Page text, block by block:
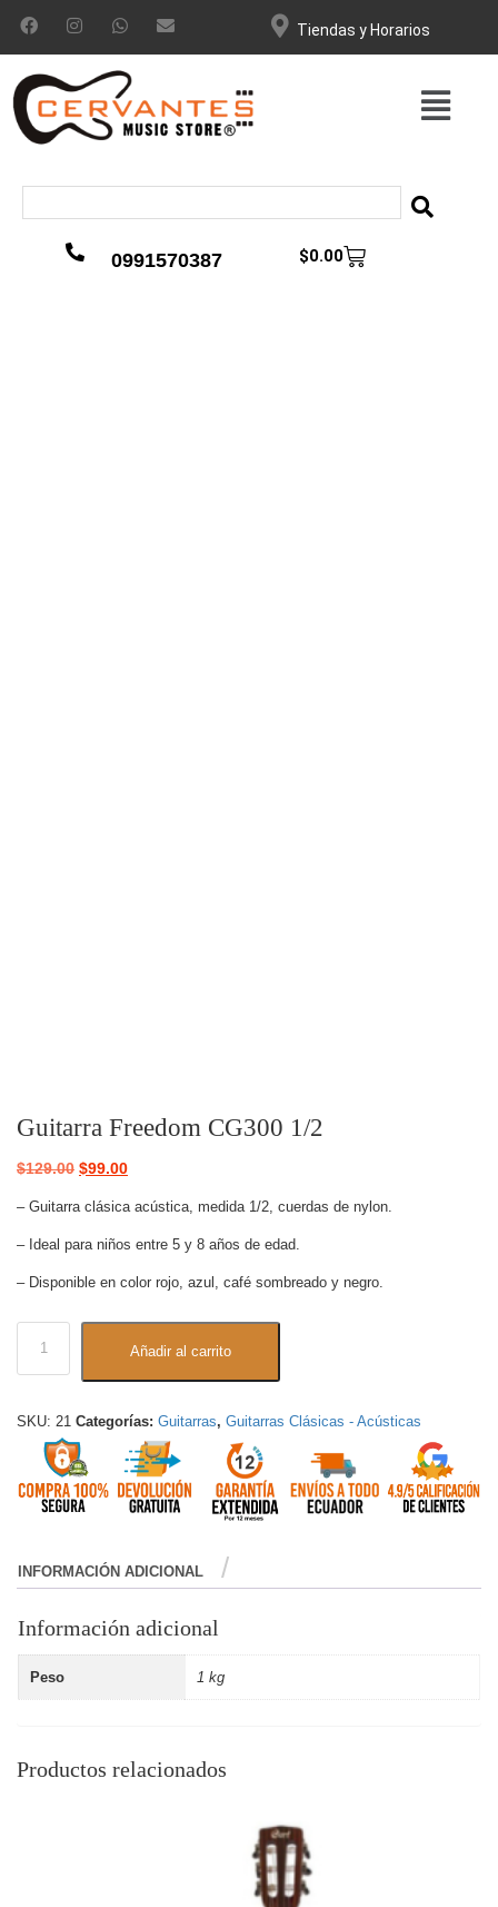
Tiendas y Horarios
0991570387 $0.00
Guitarra Freedom CG300 1/2
$129.00 $99.00
– Guitarra clásica acústica, medida 1/2, cuerdas de nylon.
– Ideal para niños entre 5 y 8 años de edad.
– Disponible en color rojo, azul, café sombreado y negro.
Añadir al carrito
SKU: 21 Categorías: Guitarras, Guitarras Clásicas - Acústicas
INFORMACIÓN ADICIONAL
Información adicional
Peso 1 kg
Productos relacionados